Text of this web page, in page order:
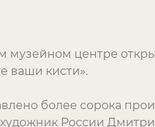
музейном центре
ваши кисти».
более сорока
России